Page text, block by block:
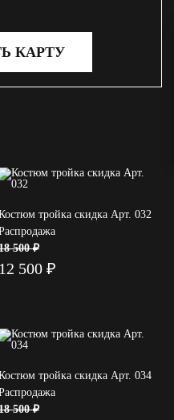
КАРТУ
тройка скидка Арт. 032
500 ₽
12 500 ₽
тройка скидка Арт. 034
500 ₽